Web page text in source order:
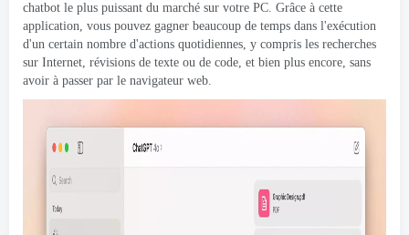
chatbot le plus puissant du marché sur votre PC. Grâce à cette
application, vous pouvez gagner beaucoup de temps dans l'exécution
d'un certain nombre d'actions quotidiennes, y compris les recherches
sur Internet, révisions de texte ou de code, et bien plus encore, sans
avoir à passer par le navigateur web.